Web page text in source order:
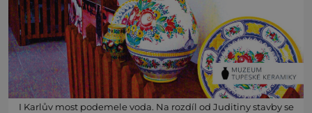
I Karlův most podemele voda. Na rozdíl od Juditiny stavby se